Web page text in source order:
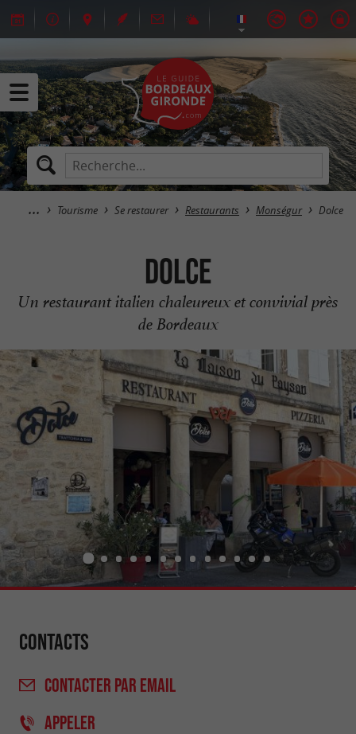
Tourisme Se restaurer Restaurants Monségur Dolce
Dolce
Un restaurant italien chaleureux et convivial près
de Bordeaux
Contacts
CONTACTER PAR EMAIL
APPELER